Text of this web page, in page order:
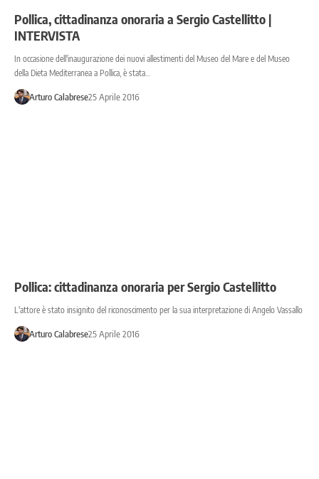
Pollica, cittadinanza onoraria a Sergio Castellitto |
INTERVISTA
In occasione dell'inaugurazione dei nuovi allestimenti del Museo del Mare e del Museo
della Dieta Mediterranea a Pollica, è stata…
Arturo Calabrese25 Aprile 2016
Pollica: cittadinanza onoraria per Sergio Castellitto
L'attore è stato insignito del riconoscimento per la sua interpretazione di Angelo Vassallo
Arturo Calabrese25 Aprile 2016